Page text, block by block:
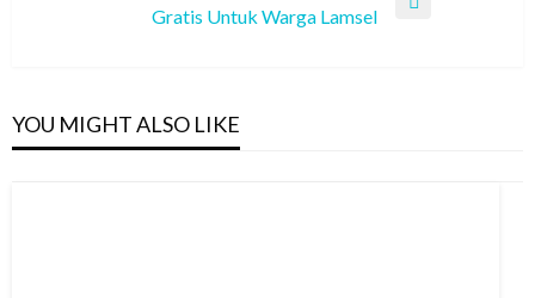
Gratis Untuk Warga Lamsel
YOU MIGHT ALSO LIKE